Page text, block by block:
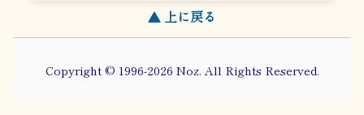
▲ 上に戻る
Copyright © 1996-2026 Noz. All Rights Reserved.